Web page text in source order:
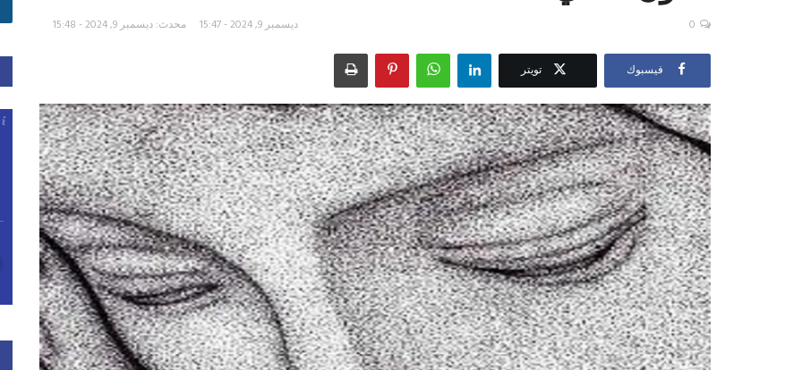
ديسمبر 9, 2024 - 15:47 محدث: ديسمبر 9, 2024 - 15:48 0
فيسبوك تويتر